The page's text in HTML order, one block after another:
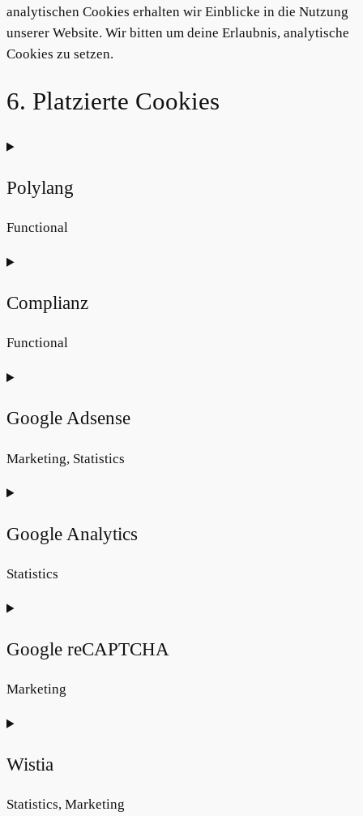
analytischen Cookies erhalten wir Einblicke in die Nutzung
unserer Website. Wir bitten um deine Erlaubnis, analytische
Cookies zu setzen.
6. Platzierte Cookies
Polylang
Functional
Consent
service
Complianz
Functional
Consent
service
Google Adsense
Marketing, Statistics
Consent
service
adsense
Google Analytics
Statistics
Consent
service
analytics
Google reCAPTCHA
Marketing
Consent
service
recaptcha
Wistia
Statistics, Marketing